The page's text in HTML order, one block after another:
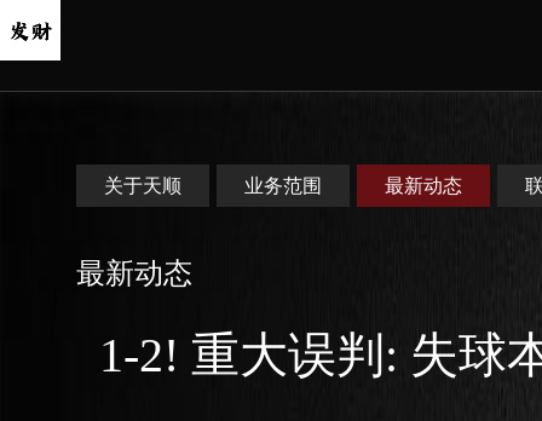
关于天顺 业务范围 最新动态
最新动态
1-2! 重大误判: 失球